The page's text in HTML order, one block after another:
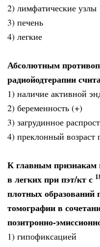
2) лимфатические узлы
3) печень
4) легкие
Абсолютным
радиойодтерапии
1) наличие активной
2) беременность (+)
3) загрудинное
4) преклонный возраст
К главным признакам
в легких при пэт/кт с
плотных
томографии в
позитронно-
1) гипофиксацией